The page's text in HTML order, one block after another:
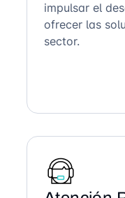
impulsar el
ofrecer las
sector.